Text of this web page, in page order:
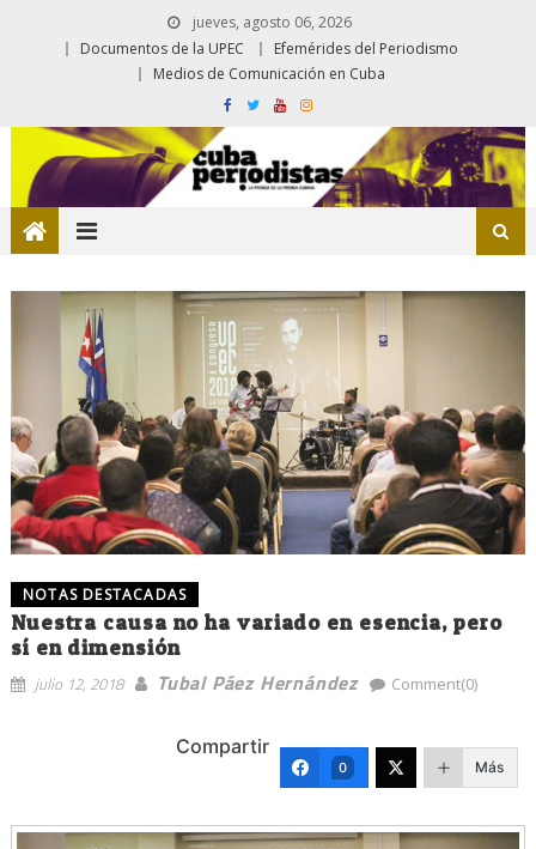
jueves, agosto 06, 2026
Documentos de la UPEC
Efemérides del Periodismo
Medios de Comunicación en Cuba
NOTAS DESTACADAS
Nuestra causa no ha variado en esencia, pero
sí en dimensión
julio 12, 2018 Tubal Páez Hernández Comment(0)
Compartir
0 Más